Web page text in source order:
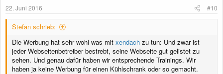
n
22. Juni 2016 #10
Stefan schrieb:
Die Werbung hat sehr wohl was mit xendach zu tun: Und zwar ist
jeder Webseitenbetreiber bestrebt, seine Webseite gut gelistet zu
sehen. Und genau dafür haben wir entsprechende Trainings. Wir
haben ja keine Werbung für einen Kühlschrank oder so gemacht.